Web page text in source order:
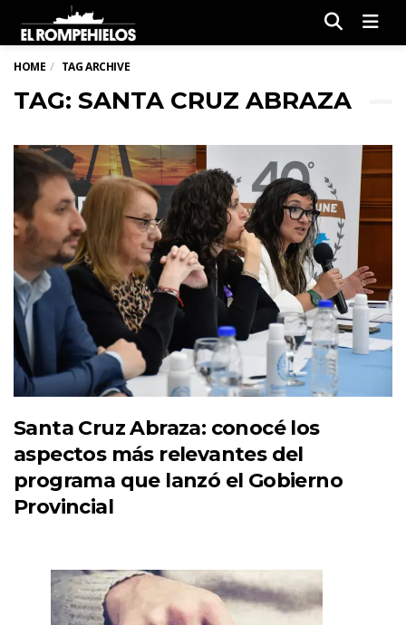
HOME TAG ARCHIVE
TAG: SANTA CRUZ ABRAZA
Santa Cruz Abraza: conocé los
aspectos más relevantes del
programa que lanzó el Gobierno
Provincial